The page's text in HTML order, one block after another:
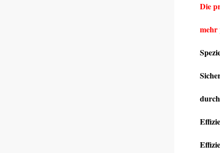
Die
mehr